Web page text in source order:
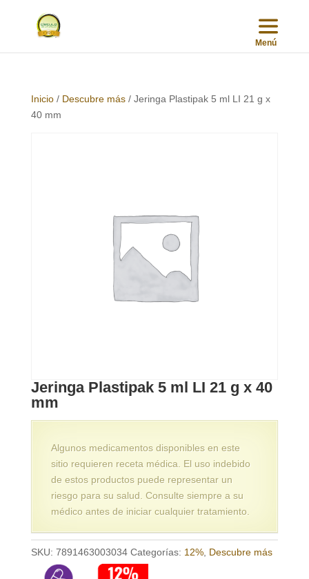
Inicio/ Descubre más/ Jeringa Plastipak 5 ml LI 21 g x
40 mm
Jeringa Plastipak 5 ml LI 21 g x 40
mm
Algunos medicamentos disponibles en este
sitio requieren receta médica. El uso indebido
de estos productos puede representar un
riesgo para su salud. Consulte siempre a su
médico antes de iniciar cualquier tratamiento.
SKU: 7891463003034 Categorías: 12%, Descubre más